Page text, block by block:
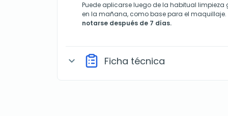
Puede aplicarse luego de la habitual limpieza
en la mañana, como base para el maquillaje.
notarse después de 7 días.
expand_more Ficha técnica